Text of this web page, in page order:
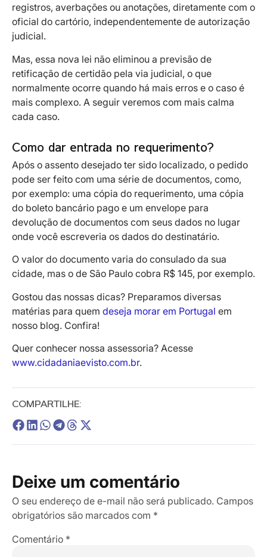
registros, averbações ou anotações, diretamente com o
oficial do cartório, independentemente de autorização
judicial.
Mas, essa nova lei não eliminou a previsão de
retificação de certidão pela via judicial, o que
normalmente ocorre quando há mais erros e o caso é
mais complexo. A seguir veremos com mais calma
cada caso.
Como dar entrada no requerimento?
Após o assento desejado ter sido localizado, o pedido
pode ser feito com uma série de documentos, como,
por exemplo: uma cópia do requerimento, uma cópia
do boleto bancário pago e um envelope para
devolução de documentos com seus dados no lugar
onde você escreveria os dados do destinatário.
O valor do documento varia do consulado da sua
cidade, mas o de São Paulo cobra R$ 145, por exemplo.
Gostou das nossas dicas? Preparamos diversas
matérias para quem deseja morar em Portugal em
nosso blog. Confira!
Quer conhecer nossa assessoria? Acesse
www.cidadaniaevisto.com.br.
COMPARTILHE:
Deixe um comentário
O seu endereço de e-mail não será publicado. Campos
obrigatórios são marcados com *
Comentário *